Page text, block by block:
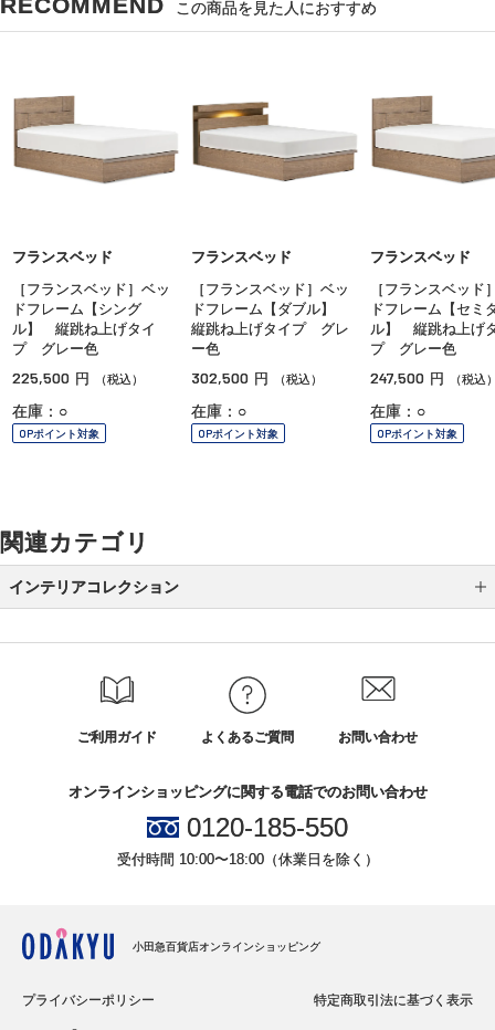
この商品を見た人におすすめ
フランスベッド
［フランスベッド］ベッ
ドフレーム【シング
ル】 縦跳ね上げタイ
プ グレー色
225,500 円 （税込）
在庫：○
OPポイント対象
フランスベッド
［フランスベッド］ベッ
ドフレーム【ダブル】
縦跳ね上げタイプ グレ
ー色
302,500 円 （税込）
在庫：○
OPポイント対象
フランスベッド
［フランスベッド
ドフレーム【セミ
ル】 縦跳ね上げ
プ グレー色
247,500 円 （税込
在庫：○
OPポイント対象
関連カテゴリ
インテリアコレクション
ダイニング
ご利用ガイド よくあるご質問 お問い合わせ
オンラインショッピングに関する電話でのお問い合わせ
0120-185-550
受付時間 10:00〜18:00（休業日を除く）
小田急百貨店オンラインショッピング
プライバシーポリシー 特定商取引法に基づく表示